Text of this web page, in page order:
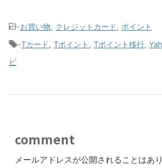
-お買い物, クレジットカード, ポイント
-Tカード, Tポイント , Tポイント移行,
ビ
comment
メールアドレスが公開されることはあり